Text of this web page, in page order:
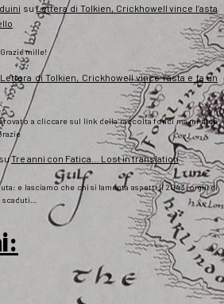
suLettera di Tolkien, Crickhowell vince l’asta
mille!
Lettera di Tolkien, Crickhowell vince l’asta e fa un
a cliccare sul link della raccolta fondi ma mi dice
suTre anni con Fatica… Lost in translation
e lasciamo che chi si lamenta aspetti il 2043 (o giù di
: